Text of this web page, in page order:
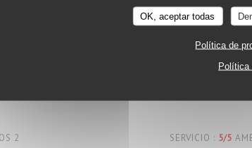
OK, aceptar todas
Política de
Política
équipe très sympathique, écoute au top
2 5/5
2 SERVICIO : 5/5